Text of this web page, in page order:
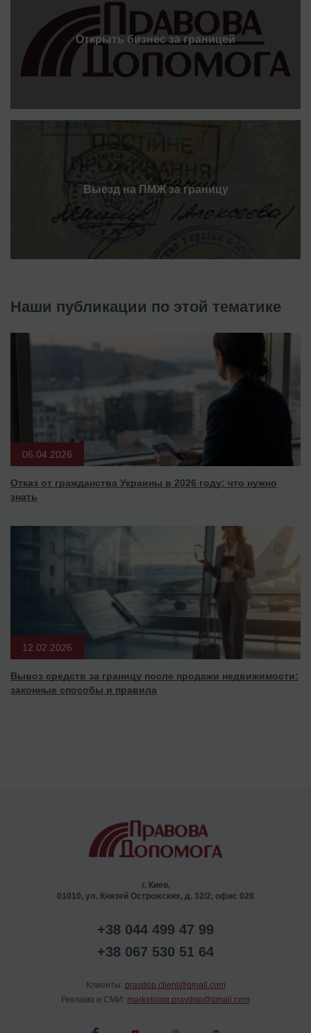
Открыть бизнес за границей
Выезд на ПМЖ за границу
Наши публикации по этой тематике
06.04.2026
Отказ от гражданства Украины в 2026 году: что нужно
знать
12.02.2026
Вывоз средств за границу после продажи недвижимости:
законные способы и правила
г. Киев,
01010, ул. Князей Острожских, д. 32/2, офис 028
+38 044 499 47 99
+38 067 530 51 64
Клиенты: pravdop.client@gmail.com
Реклама и СМИ: marketolog.pravdop@gmail.com